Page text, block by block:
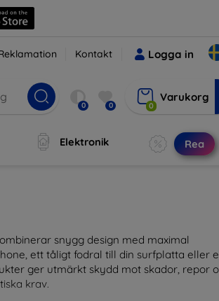
Kontakt Logga in
0 0 0
Varukorg
Elektronik Rea
snygg design med maximal
ett tåligt fodral till din surfplatta eller
ger utmärkt skydd mot skador, repor
krav.